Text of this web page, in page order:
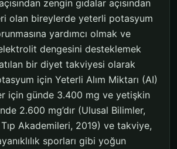
zengin gıdalar açısından
olan bireylerde yeterli potasyum
yardımcı olmak ve
dengesini desteklemek
bir diyet takviyesi olarak
için Yeterli Alım Miktarı (AI)
için günde 3.400 mg ve yetişkin
2.600 mg’dır (Ulusal Bilimler,
Akademileri, 2019) ve takviye,
sporları gibi yoğun